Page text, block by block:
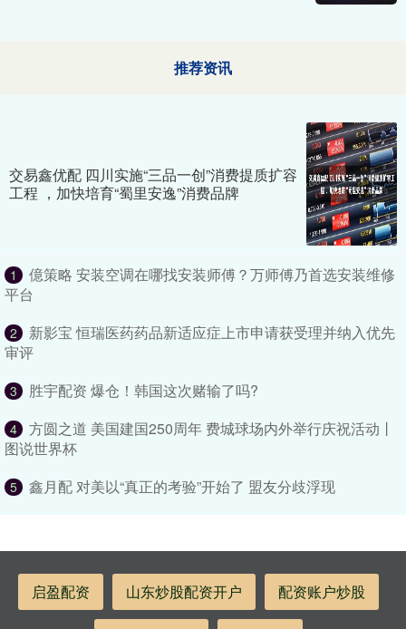
推荐资讯
交易鑫优配 四川实施“三品一创”消费提质扩容
工程 ，加快培育“蜀里安逸”消费品牌
1
億策略 安装空调在哪找安装师傅？万师傅乃首选安装维修
平台
2
新影宝 恒瑞医药药品新适应症上市申请获受理并纳入优先
审评
3 胜宇配资 爆仓！韩国这次赌输了吗?
4
方圆之道 美国建国250周年 费城球场内外举行庆祝活动丨
图说世界杯
5 鑫月配 对美以“真正的考验”开始了 盟友分歧浮现
启盈配资 山东炒股配资开户 配资账户炒股